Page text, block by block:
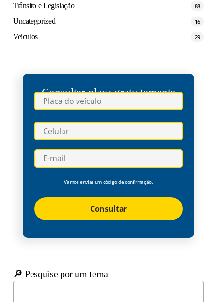
Trânsito e Legislação 88
Uncategorized 16
Veículos 29
Consultar placa gratuitamente
Vamos enviar um código de confirmação.
Consultar
🔎 Pesquise por um tema